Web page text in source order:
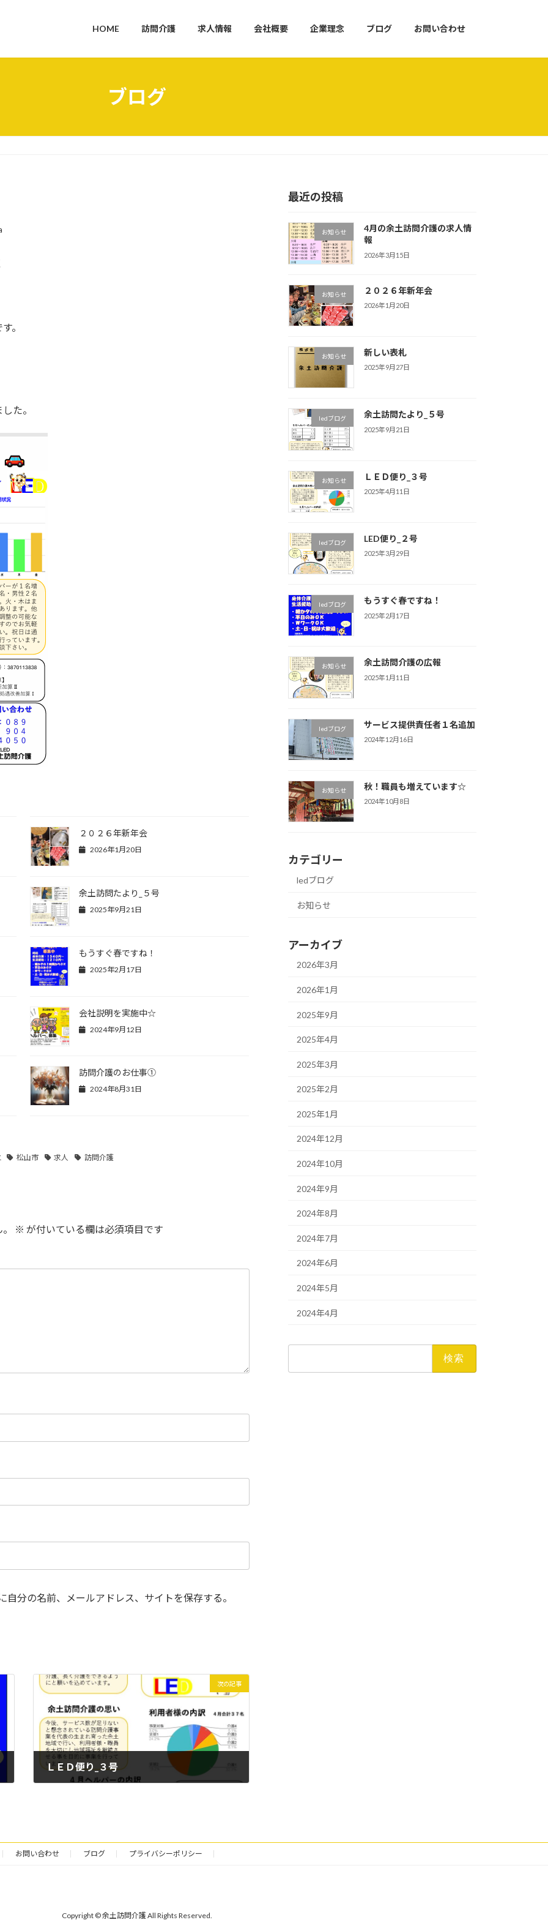
HOME 訪問介護 求人情報 会社概要 企業理念 ブログ お問い合わせ
ブログ
。
た。
２０２６年新年会
2026年1月20日
余土訪問たより_５号
2025年9月21日
もうすぐ春ですね！
2025年2月17日
会社説明を実施中☆
2024年9月12日
訪問介護のお仕事①
2024年8月31日
松山市 求人 訪問介護
※ が付いている欄は必須項目です
分の名前、メールアドレス、サイトを保存する。
次の記事
ＬＥＤ便り_３号
最近の投稿
お知らせ
4月の余土訪問介護の求人情
報
2026年3月15日
お知らせ ２０２６年新年会
2026年1月20日
お知らせ 新しい表札
2025年9月27日
ledブログ 余土訪問たより_５号
2025年9月21日
お知らせ ＬＥＤ便り_３号
2025年4月11日
ledブログ LED便り_２号
2025年3月29日
ledブログ もうすぐ春ですね！
2025年2月17日
お知らせ 余土訪問介護の広報
2025年1月11日
ledブログ サービス提供責任者１名追加
2024年12月16日
お知らせ 秋！職員も増えています☆
2024年10月8日
カテゴリー
ledブログ
お知らせ
アーカイブ
2026年3月
2026年1月
2025年9月
2025年4月
2025年3月
2025年2月
2025年1月
2024年12月
2024年10月
2024年9月
2024年8月
2024年7月
2024年6月
2024年5月
2024年4月
お問い合わせ ブログ プライバシーポリシー
Copyright © 余土訪問介護 All Rights Reserved.